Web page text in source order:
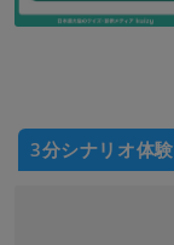
3分シナリオ体験